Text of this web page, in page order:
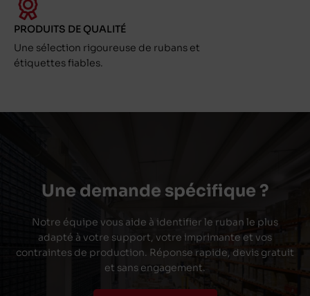
PRODUITS DE QUALITÉ
Une sélection rigoureuse de rubans et
étiquettes fiables.
Une demande spécifique ?
Notre équipe vous aide à identifier le ruban le plus
adapté à votre support, votre imprimante et vos
contraintes de production. Réponse rapide, devis gratuit
et sans engagement.